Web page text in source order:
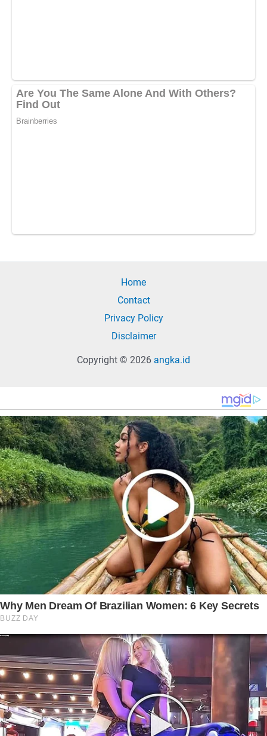
Home
Contact
Privacy Policy
Disclaimer
Copyright © 2026 angka.id